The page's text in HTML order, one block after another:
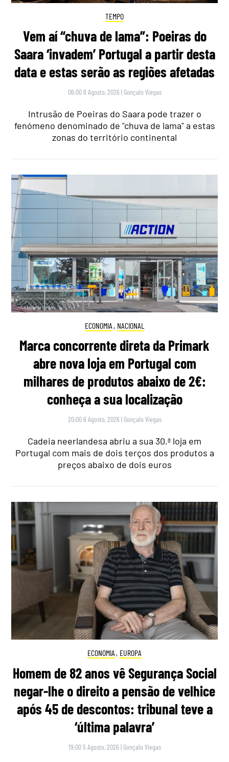
TEMPO
Vem aí “chuva de lama”: Poeiras do
Saara ‘invadem’ Portugal a partir desta
data e estas serão as regiões afetadas
06:00 6 Agosto, 2026 | Gonçalo Viegas
Intrusão de Poeiras do Saara pode trazer o
fenómeno denominado de "chuva de lama" a estas
zonas do território continental
ECONOMIA , NACIONAL
Marca concorrente direta da Primark
abre nova loja em Portugal com
milhares de produtos abaixo de 2€:
conheça a sua localização
20:00 6 Agosto, 2026 | Gonçalo Viegas
Cadeia neerlandesa abriu a sua 30.ª loja em
Portugal com mais de dois terços dos produtos a
preços abaixo de dois euros
ECONOMIA , EUROPA
Homem de 82 anos vê Segurança Social
negar-lhe o direito a pensão de velhice
após 45 de descontos: tribunal teve a
‘última palavra’
19:00 5 Agosto, 2026 | Gonçalo Viegas